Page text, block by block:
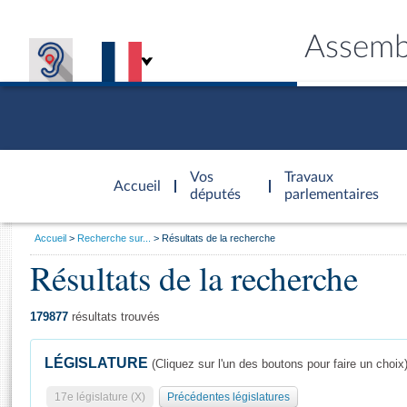
Accueil
d'accueil
Vos
députés
Travaux
parlementaires
Général
Vous
Accueil Recherche sur... Résultats de la recherche
Résultats de la recherche
179877 résultats trouvés
LÉGISLATURE (Cliquez sur l'un des boutons pour faire un choix)
17e législature (X) Précédentes législatures